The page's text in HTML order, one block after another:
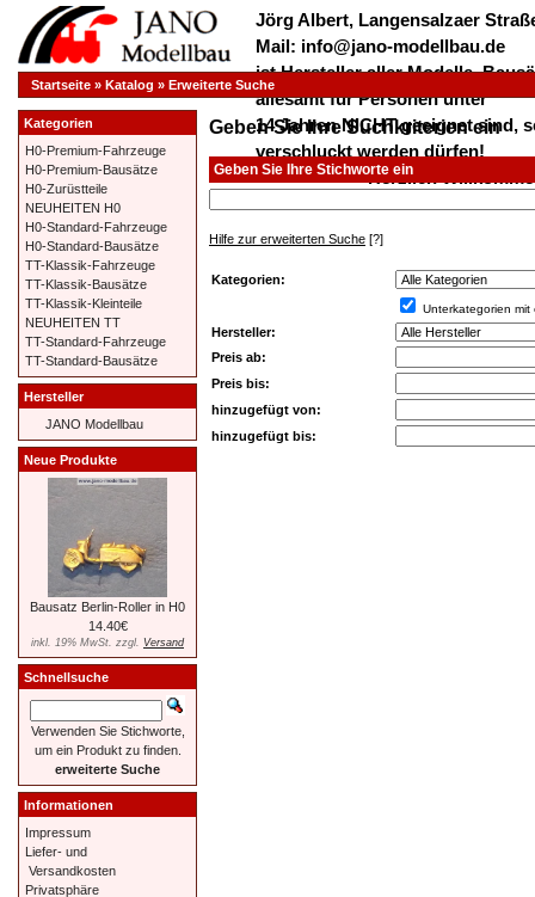
Jörg Albert, Langensalzaer
Mail: info@jano-modellbau.de
ist Hersteller aller Modelle,
allesamt für Personen unter
14 Jahren NICHT geeignet sind,
verschluckt werden dürfen!
*************** Herzlich
Startseite » Katalog » Erweiterte Suche
Geben Sie Ihre Suchkriterien ein
Geben Sie Ihre Stichworte ein
Hilfe zur erweiterten Suche [?]
Kategorien:
Unterkategorien mit
Hersteller:
Preis ab:
Preis bis:
hinzugefügt von:
hinzugefügt bis:
Kategorien
H0-Premium-Fahrzeuge
H0-Premium-Bausätze
H0-Zurüstteile
NEUHEITEN H0
H0-Standard-Fahrzeuge
H0-Standard-Bausätze
TT-Klassik-Fahrzeuge
TT-Klassik-Bausätze
TT-Klassik-Kleinteile
NEUHEITEN TT
TT-Standard-Fahrzeuge
TT-Standard-Bausätze
Hersteller
JANO Modellbau
Neue Produkte
Bausatz Berlin-Roller in H0
14.40€
inkl. 19% MwSt. zzgl. Versand
Schnellsuche
Verwenden Sie Stichworte,
um ein Produkt zu finden.
erweiterte Suche
Informationen
Impressum
Liefer- und
Versandkosten
Privatsphäre